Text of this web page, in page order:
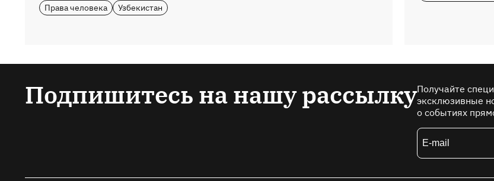
Права человека Узбекистан
Подпишитесь на нашу рассылкуПолучайте
эксклюзивные
о событиях